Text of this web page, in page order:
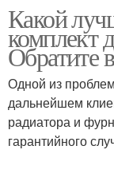
Какой
комплект
Обратите
Одной из
дальнейшем
радиатора и
гарантийного